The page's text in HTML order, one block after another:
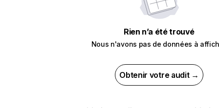
Rien n’a été trouvé
Nous n'avons pas de données à
Obtenir votre audit →